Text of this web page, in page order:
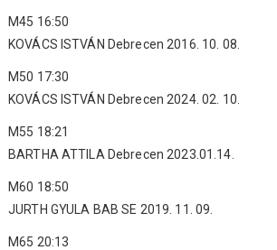
M45 16:50
KOVÁCS ISTVÁN Debrecen 2016. 10. 08.
M50 17:30
KOVÁCS ISTVÁN Debrecen 2024. 02. 10.
M55 18:21
BARTHA ATTILA Debrecen 2023.01.14.
M60 18:50
JURTH GYULA BAB SE 2019. 11. 09.
M65 20:13